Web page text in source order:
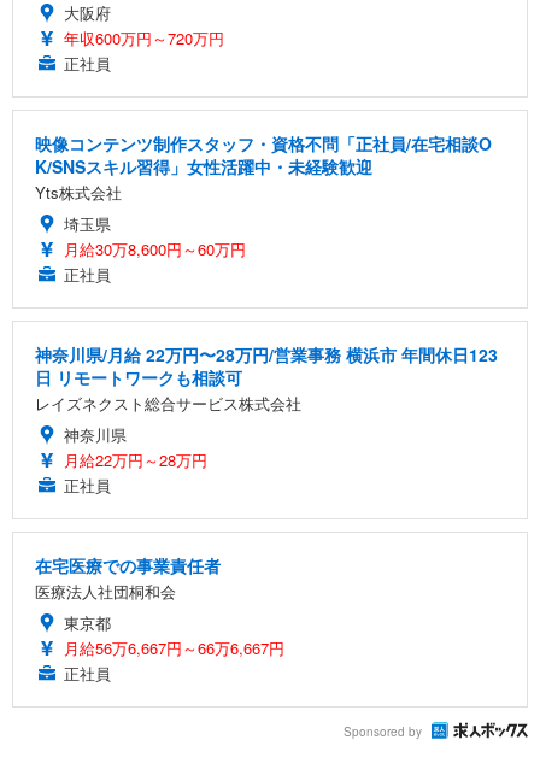
大阪府
年収600万円～720万円
正社員
映像コンテンツ制作スタッフ・資格不問「正社員/在宅相談O
K/SNSスキル習得」女性活躍中・未経験歓迎
Yts株式会社
埼玉県
月給30万8,600円～60万円
正社員
神奈川県/月給 22万円〜28万円/営業事務 横浜市 年間休日123
日 リモートワークも相談可
レイズネクスト総合サービス株式会社
神奈川県
月給22万円～28万円
正社員
在宅医療での事業責任者
医療法人社団桐和会
東京都
月給56万6,667円～66万6,667円
正社員
Sponsored by